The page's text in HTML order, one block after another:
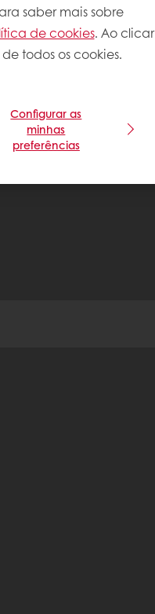
saber mais sobre
de cookies. Ao clicar
todos os cookies.
Configurar as
minhas
preferências